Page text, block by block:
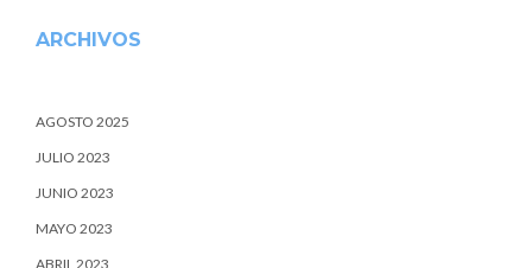
ARCHIVOS
AGOSTO 2025
JULIO 2023
JUNIO 2023
MAYO 2023
ABRIL 2023